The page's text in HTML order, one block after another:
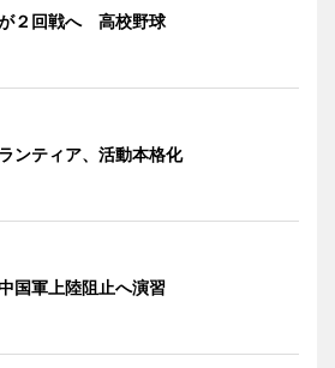
２回戦へ 高校野球
ンティア、活動本格化
国軍上陸阻止へ演習